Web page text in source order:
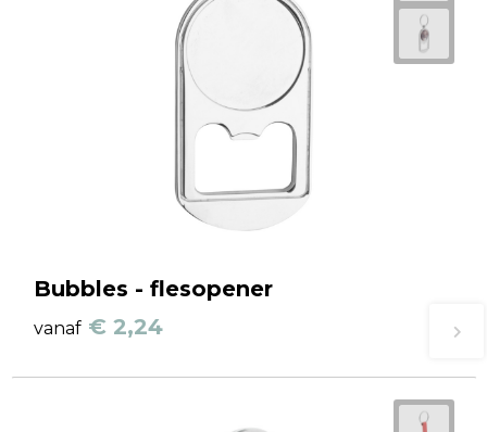
Bubbles - flesopener
vanaf € 2,24